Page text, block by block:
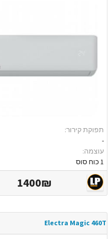
תפוקת קירור:
-
עוצמה:
1 כוח סוס
1400₪
Electra Magic 460T